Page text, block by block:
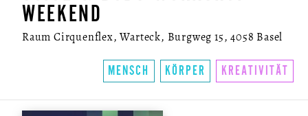
ÜBER UNS
SO FUNKTIONIERTS
WEEKEND
Raum Cirquenflex, Warteck, Burgweg 15, 4058 Basel
MENSCH KÖRPER KREATIVITÄT